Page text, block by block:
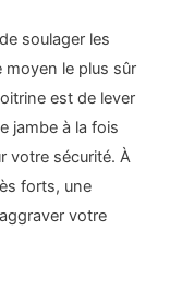
soulager les
moyen le plus sûr
est de lever
jambe à la fois
votre sécurité. À
forts, une
votre